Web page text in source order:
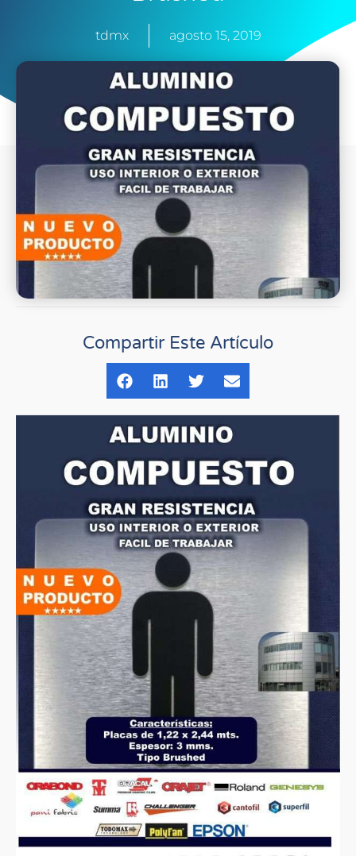
tdmx agosto 15, 2019
Compartir Este Artículo